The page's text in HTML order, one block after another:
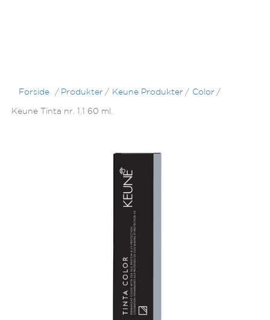
Forside / Produkter / Keune Produkter / Color /
Keune Tinta nr. 1.1 60 ml.